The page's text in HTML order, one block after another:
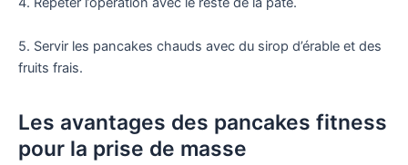
5. Servir les pancakes chauds avec du sirop d’érable et des
fruits frais.
Les avantages des pancakes fitness
pour la prise de masse